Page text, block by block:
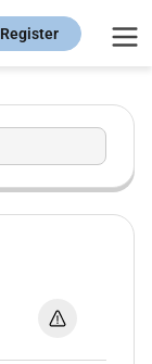
Register